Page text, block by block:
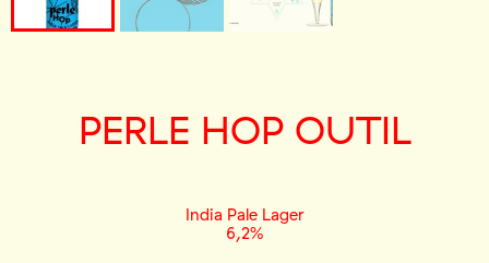
PERLE HOP OUTIL
India Pale Lager
6,2%